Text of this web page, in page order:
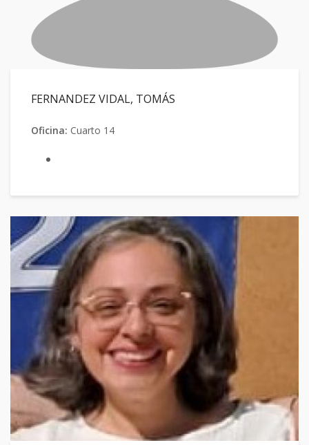
FERNANDEZ VIDAL, TOMÁS
Oficina: Cuarto 14